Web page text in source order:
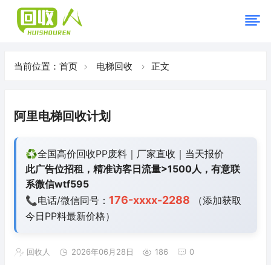
当前位置： 首页 电梯回收 正文
阿里电梯回收计划
♻️全国高价回收PP废料｜厂家直收｜当天报价
此广告位招租，精准访客日流量>1500人，有意联
系微信wtf595
📞电话/微信同号： 176-xxxx-2288 （添加获取
今日PP料最新价格）
回收人 2026年06月28日 186 0